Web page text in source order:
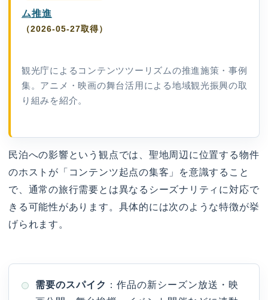
ム推進
（2026-05-27取得）
観光庁によるコンテンツツーリズムの推進施策・事例
集。アニメ・映画の舞台活用による地域観光振興の取
り組みを紹介。
民泊への影響という観点では、聖地周辺に位置する物件
のホストが「コンテンツ起点の集客」を意識すること
で、通常の旅行需要とは異なるシーズナリティに対応で
きる可能性があります。具体的には次のような特徴が挙
げられます。
需要のスパイク ：作品の新シーズン放送・映